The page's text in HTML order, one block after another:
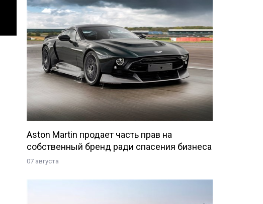
Aston Martin продает часть прав на
собственный бренд ради спасения бизнеса
07 августа